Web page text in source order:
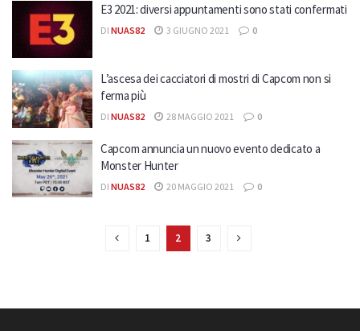
E3 2021: diversi appuntamenti sono stati confermati
DI NUAS82 3 GIUGNO 2021 0
L’ascesa dei cacciatori di mostri di Capcom non si
ferma più
DI NUAS82 28 MAGGIO 2021 0
Capcom annuncia un nuovo evento dedicato a
Monster Hunter
DI NUAS82 20 MAGGIO 2021 0
1 2 3